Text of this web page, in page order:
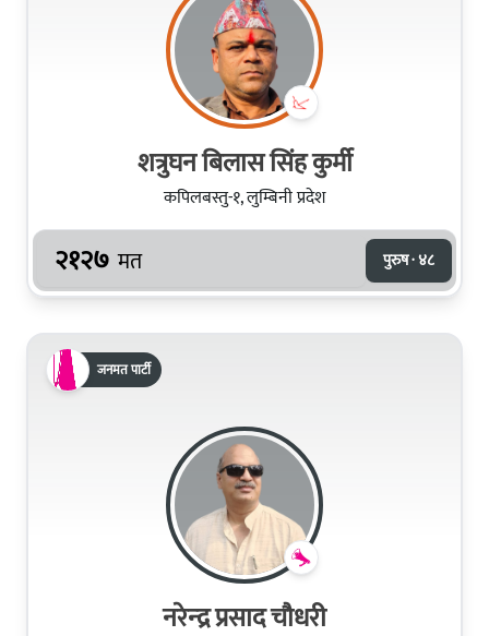
शत्रुघन बिलास सिंह कुर्मी
कपिलबस्तु-१, लुम्बिनी प्रदेश
२१२७ मत पुरुष · ४८
जनमत पार्टी
नरेन्‍द्र प्रसाद चौधरी